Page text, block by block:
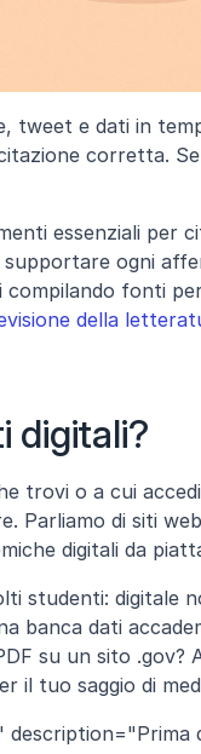
tweet e dati in
corretta.
essenziali per
ogni
compilando fonti
della
digitali?
trovi o a cui
Parliamo di siti
digitali da
studenti: digitale
banca dati
su un sito .gov?
il tuo saggio di